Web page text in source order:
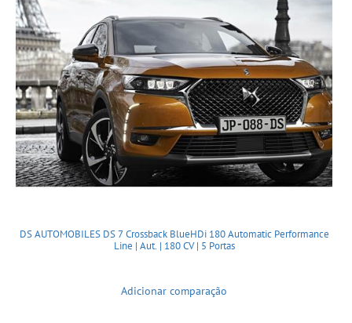
DS AUTOMOBILES DS 7 Crossback BlueHDi 180 Automatic Performance
Line | Aut. | 180 CV | 5 Portas
Adicionar comparação